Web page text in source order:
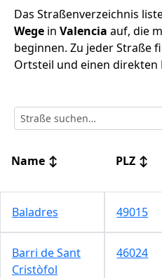
Das Straßenverzeichnis
Wege in Valencia auf, die
beginnen. Zu jeder Straße
Ortsteil und einen direkten
Name ↕ PLZ ↕
Baladres 49015
Barri de Sant
Cristòfol
46024